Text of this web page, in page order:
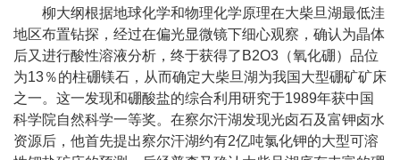
柳大纲根据地球化学和物理化学原理在大柴旦湖最低洼
地区布置钻探，经过在偏光显微镜下细心观察，确认为晶体
后又进行酸性溶液分析，终于获得了 B2O3 （氧化硼）品位
为13％的柱硼镁石，从而确定大柴旦湖为我国大型硼矿矿床
之一。这一发现和硼酸盐的综合利用研究于1989年获中国
科学院自然科学一等奖。在察尔汗湖发现光卤石及富钾卤水
资源后，他首先提出察尔汗湖约有2亿吨氯化钾的大型可溶